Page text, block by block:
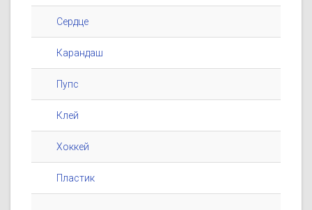
Сердце
Карандаш
Пупс
Клей
Хоккей
Пластик